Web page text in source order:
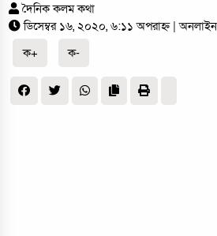
দৈনিক কলম কথা
ডিসেম্বর ১৬, ২০২০, ৬:১১ অপরাহ্ন |
ক+
ক-